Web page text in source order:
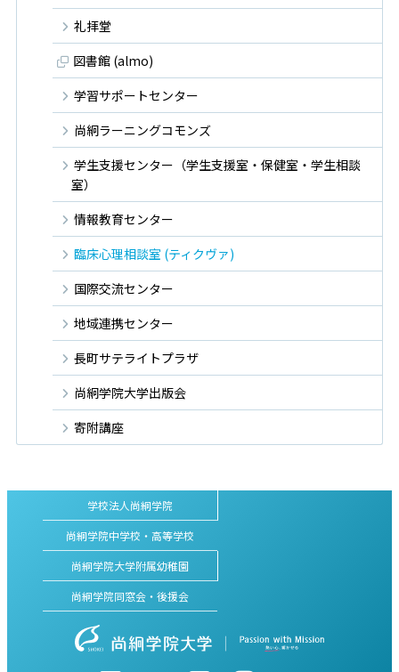
礼拝堂
図書館 (almo)
学習サポートセンター
尚絅ラーニングコモンズ
学生支援センター（学生支援室・保健室・学生相談
室）
情報教育センター
臨床心理相談室 (ティクヴァ)
国際交流センター
地域連携センター
長町サテライトプラザ
尚絅学院大学出版会
寄附講座
学校法人尚絅学院
尚絅学院中学校・高等学校
尚絅学院大学附属幼稚園
尚絅学院同窓会・後援会